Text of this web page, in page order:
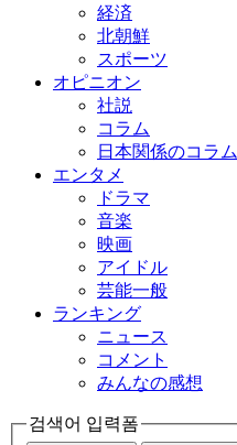
経済
北朝鮮
スポーツ
オピニオン
社説
コラム
日本関係のコラム
エンタメ
ドラマ
音楽
映画
アイドル
芸能一般
ランキング
ニュース
コメント
みんなの感想
검색어 입력폼